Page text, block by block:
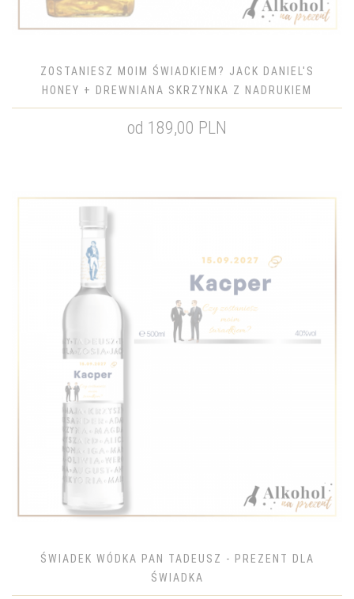
ZOSTANIESZ MOIM ŚWIADKIEM? JACK DANIEL'S
HONEY + DREWNIANA SKRZYNKA Z NADRUKIEM
od 189,00 PLN
ŚWIADEK WÓDKA PAN TADEUSZ - PREZENT DLA
ŚWIADKA